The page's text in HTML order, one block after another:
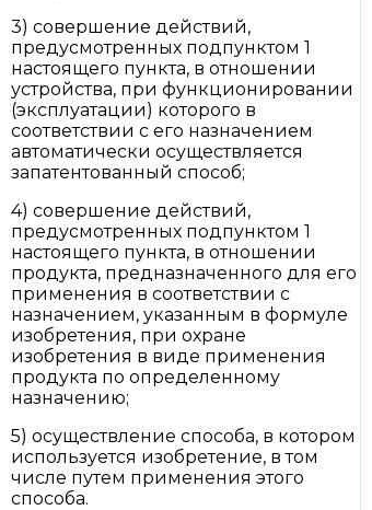
3) совершение действий,
предусмотренных подпунктом 1
настоящего пункта, в отношении
устройства, при функционировании
(эксплуатации) которого в
соответствии с его назначением
автоматически осуществляется
запатентованный способ;
4) совершение действий,
предусмотренных подпунктом 1
настоящего пункта, в отношении
продукта, предназначенного для его
применения в соответствии с
назначением, указанным в формуле
изобретения, при охране
изобретения в виде применения
продукта по определенному
назначению;
5) осуществление способа, в котором
используется изобретение, в том
числе путем применения этого
способа.